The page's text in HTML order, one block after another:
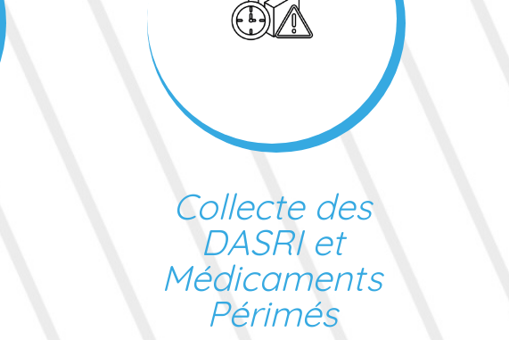
Collecte des
DASRI et
Médicaments
Périmés